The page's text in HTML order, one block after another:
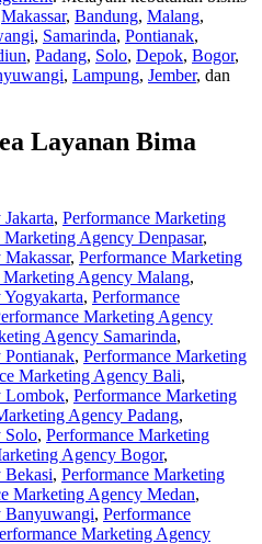
Makassar, Bandung, Malang,
, Samarinda, Pontianak,
, Padang, Solo, Depok, Bogor,
, Lampung, Jember, dan
Layanan Bima
, Performance Marketing
Marketing Agency Denpasar,
, Performance Marketing
Marketing Agency Malang,
, Performance
Marketing Agency
Agency Samarinda,
Pontianak, Performance Marketing
Marketing Agency Bali,
Lombok, Performance Marketing
Agency Padang,
Solo, Performance Marketing
Agency Bogor,
Bekasi, Performance Marketing
Marketing Agency Medan,
Banyuwangi, Performance
Marketing Agency